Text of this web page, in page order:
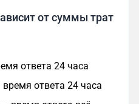
от суммы трат
ответа 24 часа
ответа 24 часа